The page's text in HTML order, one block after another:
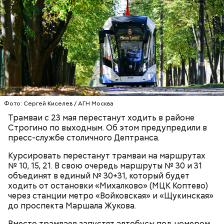
Фото: Сергей Киселев / АГН Москва
Трамваи с 23 мая перестанут ходить в районе
Строгино по выходным. Об этом предупредили в
пресс-службе столичного Дептранса.
Курсировать перестанут трамваи на маршрутах
№ 10, 15, 21. В свою очередь маршруты № 30 и 31
объединят в единый № 30+31, который будет
ходить от остановки «Михалково» (МЦК Коптево)
через станции метро «Войковская» и «Щукинская»
до проспекта Маршала Жукова.
Арт-директор студии Константин Королев
подводит нас к пульту. На экране — все та же
парковая аллея.
небо, траву, колонны, даже птиц. Дальше — система
трекинга. На кинокамеру крепится датчик. Он
передает информацию в движок. Камера
повернулась на пять градусов вправо. И движок
мгновенно пересчитывает картинку на LED-экране
с учетом этого поворота. Это называется
параллакс, — объясняет Константин.
— При проверке билета контролер вправе
потребовать у пассажира предоставить карту,
которой был оплачен проезд, и документ,
подтверждающий право льготного проезда. Если
выясняется, что проезд не был оплачен, контролер
составляет протокол об административном
правонарушении. Для этого нужен документ,
подтверждающий личность. Если у пассажира нет
— Не могу обойти стороной громкие случаи
нападения на ваших сотрудников. Как наказывают
тех, кто их совершает?